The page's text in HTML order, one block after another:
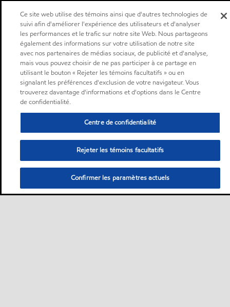
Ce site web utilise des témoins ainsi que d'autres technologies de
suivi afin d'améliorer l'expérience des utilisateurs et d'analyser
les performances et le trafic sur notre site Web. Nous partageons
également des informations sur votre utilisation de notre site
avec nos partenaires de médias sociaux, de publicité et d'analyse,
mais vous pouvez choisir de ne pas participer à ce partage en
utilisant le bouton « Rejeter les témoins facultatifs » ou en
signalant les préférences d'exclusion de votre navigateur. Vous
trouverez davantage d'informations et d'options dans le Centre
de confidentialité.
Centre de confidentialité
Rejeter les témoins facultatifs
Confirmer les paramètres actuels